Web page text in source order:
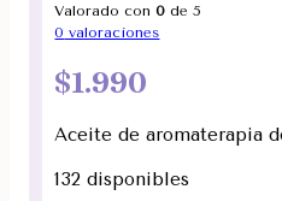
Valorado con0 de 5
0 valoraciones
$1.990
Aceite de aromaterapia
132 disponibles